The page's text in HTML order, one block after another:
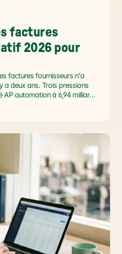
factures
2026 pour
factures fournisseurs n'a
a deux ans. Trois pressions
automation à 6,94 milliards
électronique 2026 qui
comparatif passe en revue 8
le positionnement de Libeo